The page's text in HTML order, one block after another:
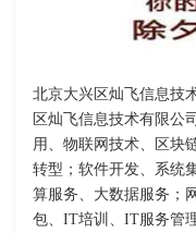
北京大兴区灿飞信息技
区灿飞信息技术有限公
用、物联网技术、区块
转型；软件开发、系统
算服务、大数据服务；
包、IT培训、IT服务管